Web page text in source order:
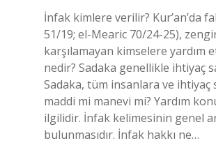
İnfak kimlere verilir? Kur’an’da
51/19; el-Mearic 70/24-25),
karşılamayan kimselere yardım
nedir? Sadaka genellikle ihtiyaç
Sadaka, tüm insanlara ve
maddi mi manevi mi? Yardım
ilgilidir. İnfak kelimesinin genel
bulunmasıdır. İnfak hakkı ne…